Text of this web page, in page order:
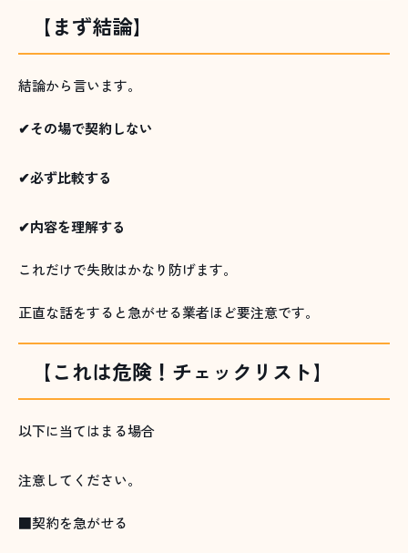
【まず結論】
結論から言います。
✔その場で契約しない
✔必ず比較する
✔内容を理解する
これだけで失敗はかなり防げます。
正直な話をすると急がせる業者ほど要注意です。
【これは危険！チェックリスト】
以下に当てはまる場合
注意してください。
■契約を急がせる